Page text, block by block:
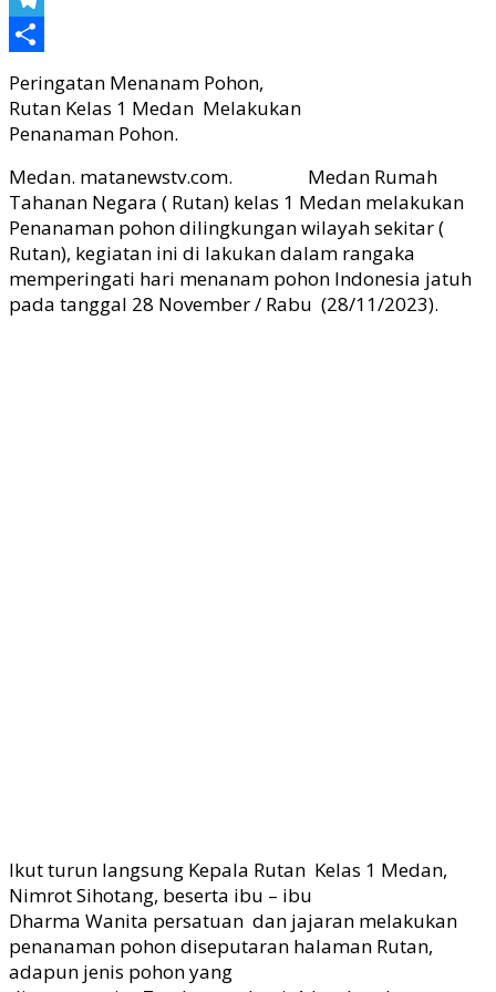
Telegram
Peringatan Menanam Pohon,
Rutan Kelas 1 Medan Melakukan
Penanaman Pohon.
Medan. matanewstv.com. Medan Rumah
Tahanan Negara ( Rutan) kelas 1 Medan melakukan
Penanaman pohon dilingkungan wilayah sekitar (
Rutan), kegiatan ini di lakukan dalam rangaka
memperingati hari menanam pohon Indonesia jatuh
pada tanggal 28 November / Rabu (28/11/2023).
Ikut turun langsung Kepala Rutan Kelas 1 Medan,
Nimrot Sihotang, beserta ibu – ibu
Dharma Wanita persatuan dan jajaran melakukan
penanaman pohon diseputaran halaman Rutan,
adapun jenis pohon yang